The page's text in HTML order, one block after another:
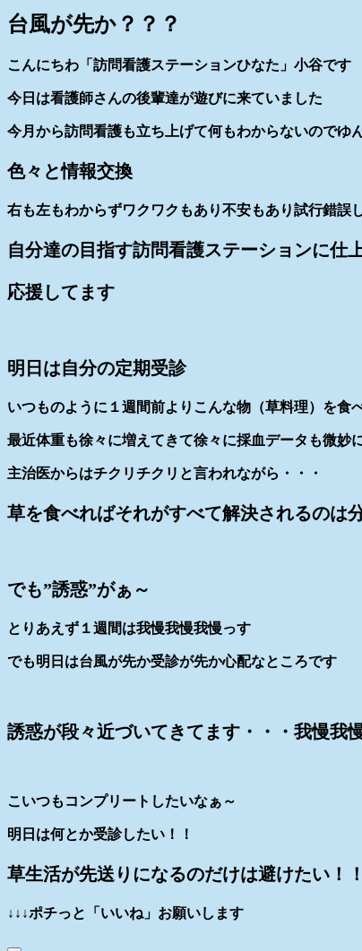
台風が先か？？？
こんにちわ「訪問看護ステーションひなた」小谷です
今日は看護師さんの後輩達が遊びに来ていました
今月から訪問看護も立ち上げて何もわからないのでゆ
色々と情報交換
右も左もわからずワクワクもあり不安もあり試行錯誤
自分達の目指す訪問看護ステーションに仕
応援してます
明日は自分の定期受診
いつものように１週間前よりこんな物（草料理）を食
最近体重も徐々に増えてきて徐々に採血データも微妙
主治医からはチクリチクリと言われながら・・・
草を食べればそれがすべて解決されるのは
でも”誘惑”がぁ～
とりあえず１週間は我慢我慢我慢っす
でも明日は台風が先か受診が先か心配なところです
誘惑が段々近づいてきてます・・・我慢我
こいつもコンプリートしたいなぁ～
明日は何とか受診したい！！
草生活が先送りになるのだけは避けたい！！
↓↓↓ポチっと「いいね」お願いします